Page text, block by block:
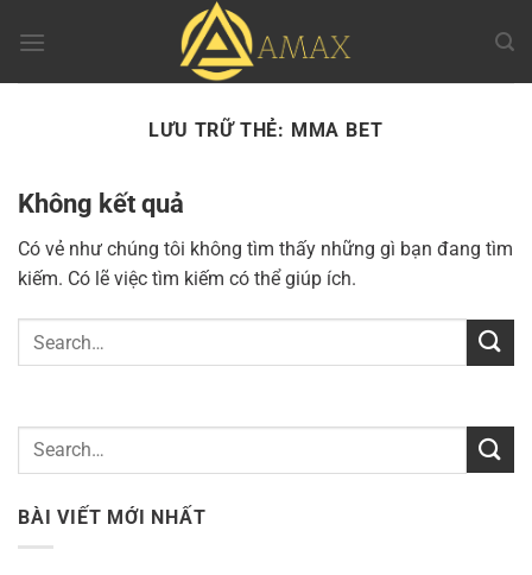
đến
LƯU TRỮ THẺ: MMA BET
Không kết quả
Có vẻ như chúng tôi không tìm thấy những gì bạn đang tìm
kiếm. Có lẽ việc tìm kiếm có thể giúp ích.
BÀI VIẾT MỚI NHẤT